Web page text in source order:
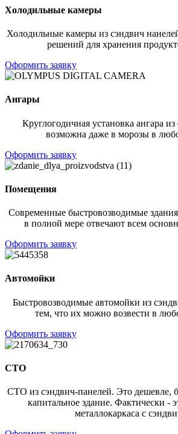
Холодильные камеры
Холодильные камеры из сэндвич
решений для хранения
Оформить заявку
Ангары
Круглогодичная установка ангара
возможна даже в морозы в
Оформить заявку
Помещения
Современные быстровозводимые
в полной мере отвечают всем
Оформить заявку
Автомойки
Быстровозводимые автомойки из
тем, что их можно возвести в
Оформить заявку
СТО
СТО из сэндвич-панелей. Это дешевле,
капитальное здание. Фактически -
металлокаркаса с